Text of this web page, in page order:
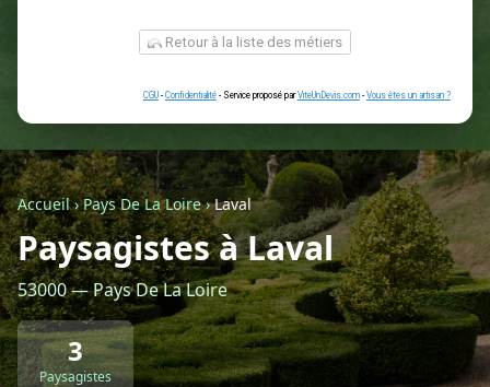
ou
Géolocalisez-moi automatiquement !
Retour à la liste des métiers
CGU-Confidentialité - Service proposé parViteUnDevis.com-Vous
Accueil›Pays De La Loire›Laval
Paysagistes à Laval
53000 — Pays De La Loire
3
Paysagistes